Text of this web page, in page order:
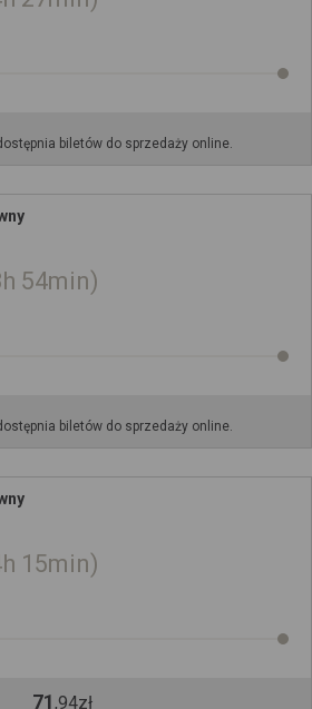
biletów do sprzedaży online.
54min
biletów do sprzedaży online.
15min
71,94zł